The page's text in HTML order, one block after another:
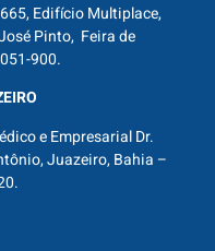
Edifício Multiplace,
Pinto, Feira de
900.
e Empresarial Dr.
Juazeiro, Bahia –